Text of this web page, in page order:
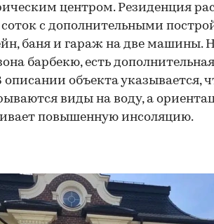
центром. Резиденция
с дополнительными
баня и гараж на две машины.
барбекю, есть
описании объекта указывается,
виды на воду, а
повышенную инсоляцию.